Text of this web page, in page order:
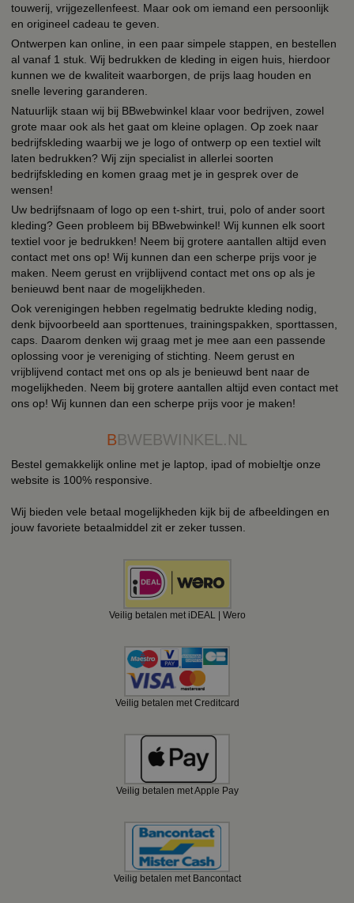
touwerij, vrijgezellenfeest. Maar ook om iemand een persoonlijk
en origineel cadeau te geven.
Ontwerpen kan online, in een paar simpele stappen, en bestellen
al vanaf 1 stuk. Wij bedrukken de kleding in eigen huis, hierdoor
kunnen we de kwaliteit waarborgen, de prijs laag houden en
snelle levering garanderen.
Natuurlijk staan wij bij BBwebwinkel klaar voor bedrijven, zowel
grote maar ook als het gaat om kleine oplagen. Op zoek naar
bedrijfskleding waarbij we je logo of ontwerp op een textiel wilt
laten bedrukken? Wij zijn specialist in allerlei soorten
bedrijfskleding en komen graag met je in gesprek over de
wensen!
Uw bedrijfsnaam of logo op een t-shirt, trui, polo of ander soort
kleding? Geen probleem bij BBwebwinkel! Wij kunnen elk soort
textiel voor je bedrukken! Neem bij grotere aantallen altijd even
contact met ons op! Wij kunnen dan een scherpe prijs voor je
maken. Neem gerust en vrijblijvend contact met ons op als je
benieuwd bent naar de mogelijkheden.
Ook verenigingen hebben regelmatig bedrukte kleding nodig,
denk bijvoorbeeld aan sporttenues, trainingspakken, sporttassen,
caps. Daarom denken wij graag met je mee aan een passende
oplossing voor je vereniging of stichting. Neem gerust en
vrijblijvend contact met ons op als je benieuwd bent naar de
mogelijkheden. Neem bij grotere aantallen altijd even contact met
ons op! Wij kunnen dan een scherpe prijs voor je maken!
BBWEBWINKEL.NL
Bestel gemakkelijk online met je laptop, ipad of mobieltje onze
website is 100% responsive.
Wij bieden vele betaal mogelijkheden kijk bij de afbeeldingen en
jouw favoriete betaalmiddel zit er zeker tussen.
Veilig betalen met iDEAL | Wero
Veilig betalen met Creditcard
Veilig betalen met Apple Pay
Veilig betalen met Bancontact